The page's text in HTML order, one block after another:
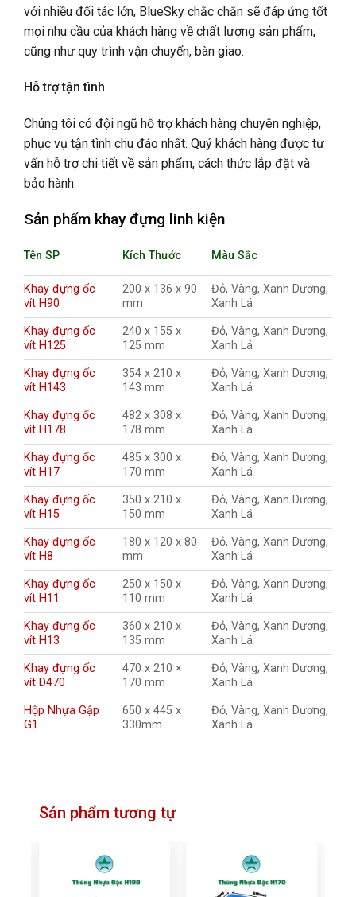
với nhiều đối tác lớn, BlueSky chắc chắn sẽ đáp ứng tốt
mọi nhu cầu của khách hàng về chất lượng sản phẩm,
cũng như quy trình vận chuyển, bàn giao.
Hỗ trợ tận tình
Chúng tôi có đội ngũ hỗ trợ khách hàng chuyên nghiệp,
phục vụ tận tình chu đáo nhất. Quý khách hàng được tư
vấn hỗ trợ chi tiết về sản phẩm, cách thức lắp đặt và
bảo hành.
Sản phẩm khay đựng linh kiện
Tên SP Kích Thước Màu Sắc
Khay đựng ốc
vít H90
200 x 136 x 90
mm
Đỏ, Vàng, Xanh Dương,
Xanh Lá
Khay đựng ốc
vít H125
240 x 155 x
125 mm
Đỏ, Vàng, Xanh Dương,
Xanh Lá
Khay đựng ốc
vít H143
354 x 210 x
143 mm
Đỏ, Vàng, Xanh Dương,
Xanh Lá
Khay đựng ốc
vít H178
482 x 308 x
178 mm
Đỏ, Vàng, Xanh Dương,
Xanh Lá
Khay đựng ốc
vít H17
485 x 300 x
170 mm
Đỏ, Vàng, Xanh Dương,
Xanh Lá
Khay đựng ốc
vít H15
350 x 210 x
150 mm
Đỏ, Vàng, Xanh Dương,
Xanh Lá
Khay đựng ốc
vít H8
180 x 120 x 80
mm
Đỏ, Vàng, Xanh Dương,
Xanh Lá
Khay đựng ốc
vít H11
250 x 150 x
110 mm
Đỏ, Vàng, Xanh Dương,
Xanh Lá
Khay đựng ốc
vít H13
360 x 210 x
135 mm
Đỏ, Vàng, Xanh Dương,
Xanh Lá
Khay đựng ốc
vít D470
470 x 210 ×
170 mm
Đỏ, Vàng, Xanh Dương,
Xanh Lá
Hộp Nhựa Gập
G1
650 x 445 x
330mm
Đỏ, Vàng, Xanh Dương,
Xanh Lá
Sản phẩm tương tự